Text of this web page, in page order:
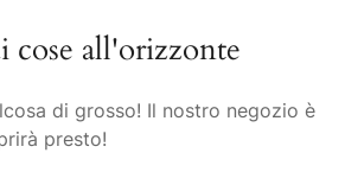
cose all'orizzonte
di grosso! Il nostro negozio è
presto!